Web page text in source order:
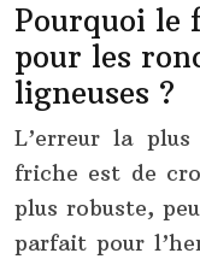
Pourquoi le
pour les
ligneuses ?
L’erreur la
friche est de
plus robuste,
parfait pour